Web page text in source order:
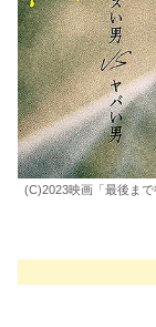
(C)2023映画「最後ま